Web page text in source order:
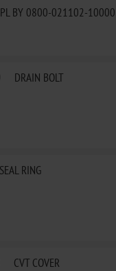
BY 0800-021102-10000
DRAIN BOLT
RING
CVT COVER